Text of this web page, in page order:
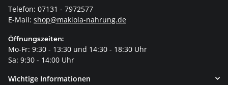
Telefon: 07131 - 7972577
E-Mail: shop@makiola-nahrung.de
Öffnungszeiten:
Mo-Fr: 9:30 - 13:30 und 14:30 - 18:30 Uhr
Sa: 9:30 - 14:00 Uhr
Wichtige Informationen